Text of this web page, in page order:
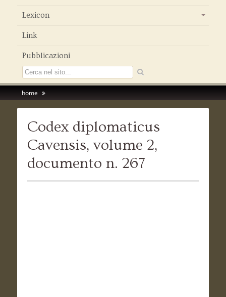
Lexicon
Link
Pubblicazioni
home
Codex diplomaticus
Cavensis, volume 2,
documento n. 267